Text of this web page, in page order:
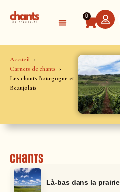
0
Accueil
Carnets de chants
Les chants Bourgogne et
Beaujolais
Chants
Là-bas dans la prairie